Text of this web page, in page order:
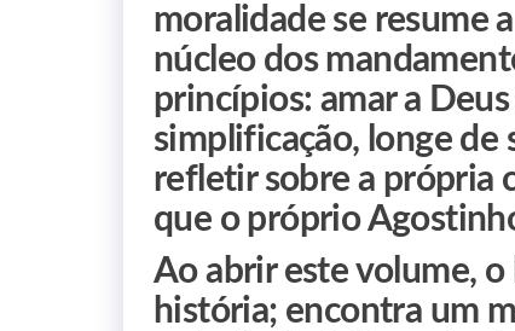
moralidade se resume
núcleo dos
princípios: amar a
simplificação, longe de
refletir sobre a própria
que o próprio
Ao abrir este volume,
história; encontra um